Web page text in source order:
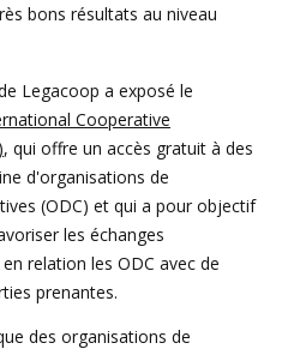
bons résultats au niveau
Legacoop a exposé le
Cooperative
, qui offre un accès gratuit à des
d'organisations de
(ODC) et qui a pour objectif
les échanges
relation les ODC avec de
prenantes.
des organisations de